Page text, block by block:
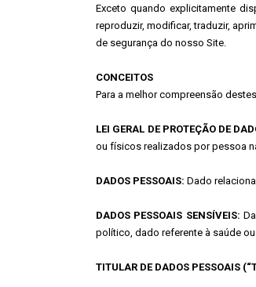
Exceto quando explicitamente
reproduzir, modificar, traduzir,
de segurança do nosso Site.
CONCEITOS
Para a melhor compreensão
LEI GERAL DE PROTEÇÃO DE
ou físicos realizados por pessoa
DADOS PESSOAIS: Dado
DADOS PESSOAIS SENSÍVEIS:
político, dado referente à saúde
TITULAR DE DADOS PESSOAIS